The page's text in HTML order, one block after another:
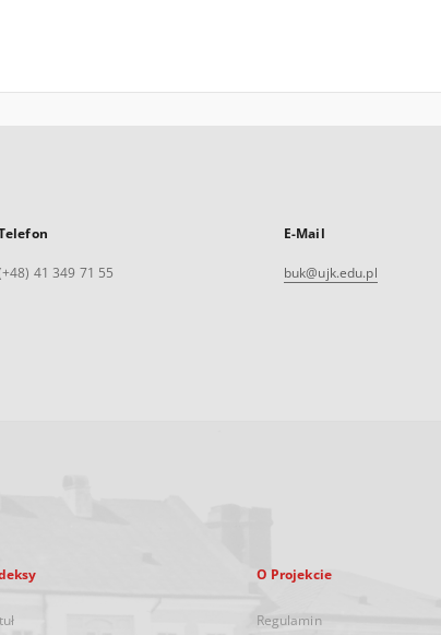
41 349 71 55
E-Mail
buk@ujk.edu.pl
O Projekcie
Regulamin